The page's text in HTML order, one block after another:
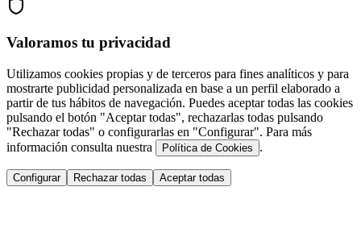
Valoramos tu privacidad
Utilizamos cookies propias y de terceros para fines analíticos y para
mostrarte publicidad personalizada en base a un perfil elaborado a
partir de tus hábitos de navegación. Puedes aceptar todas las cookies
pulsando el botón "Aceptar todas", rechazarlas todas pulsando
"Rechazar todas" o configurarlas en "Configurar". Para más
información consulta nuestra
Política de Cookies .
Configurar Rechazar todas Aceptar todas